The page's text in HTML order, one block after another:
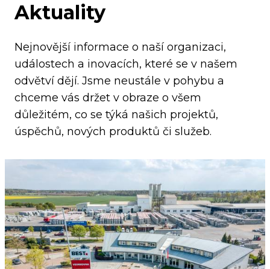
Aktuality
Nejnovější informace o naší organizaci,
událostech a inovacích, které se v našem
odvětví dějí. Jsme neustále v pohybu a
chceme vás držet v obraze o všem
důležitém, co se týká našich projektů,
úspěchů, nových produktů či služeb.